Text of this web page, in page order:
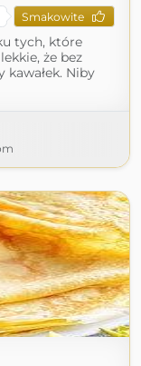
Smakowite
tych, które
że bez
Niby